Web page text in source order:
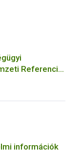
Referencia
információk